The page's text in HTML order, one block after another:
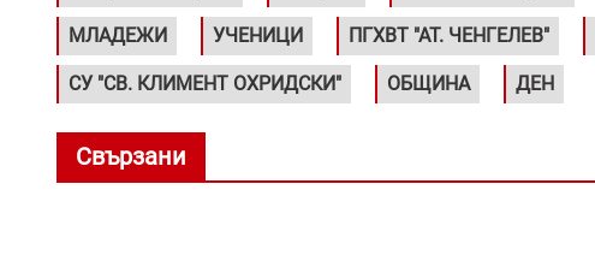
МЛАДЕЖИ УЧЕНИЦИ ПГХВТ "АТ. ЧЕНГЕЛЕВ"
СУ "СВ. КЛИМЕНТ ОХРИДСКИ" ОБЩИНА ДЕН
Свързани